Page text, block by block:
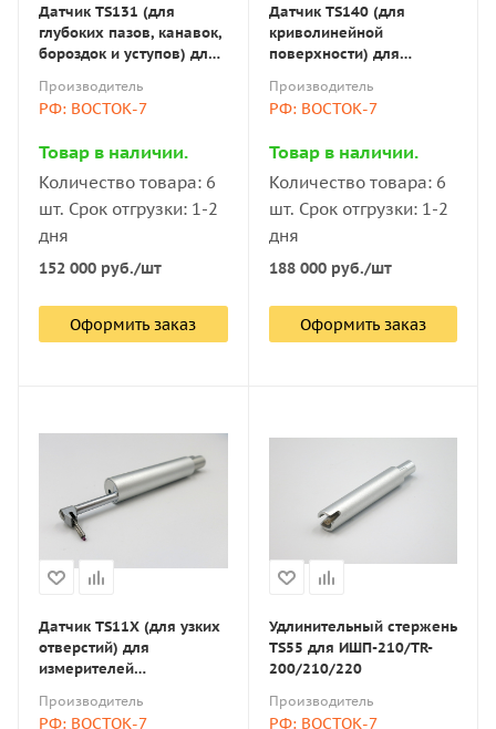
Датчик TS131 (для
глубоких пазов, канавок,
бороздок и уступов) для
шероховатости
ИШП/TR/Time
Производитель
РФ: ВОСТОК-7
Товар в наличии.
Количество товара: 6
шт. Срок отгрузки: 1-2
дня
152 000 руб./шт
Оформить заказ
Датчик TS140 (для
криволинейной
поверхности) для
шероховатости
ИШП/TR/Time
Производитель
РФ: ВОСТОК-7
Товар в наличии.
Количество товара: 6
шт. Срок отгрузки: 1-2
дня
188 000руб./шт
Оформить заказ
Датчик TS11X (для узких
отверстий) для
измерителей
ИШП/TR/Time
Производитель
РФ: ВОСТОК-7
Удлинительный стержень
TS55 для ИШП-210/TR-
200/210/220
Производитель
РФ: ВОСТОК-7